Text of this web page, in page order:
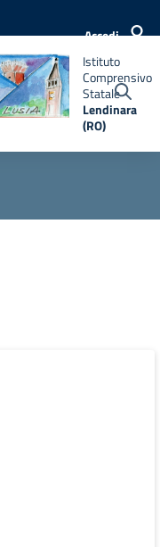
Accedi
Istituto
Comprensivo
Statale
Lendinara
(RO)